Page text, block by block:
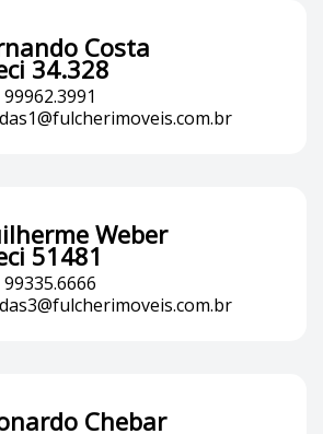
Costa
34.328
Weber
51481
99335.6666
Chebar